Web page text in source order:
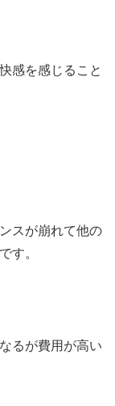
感を感じること
スが崩れて他の
す。
るが費用が高い